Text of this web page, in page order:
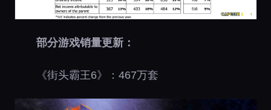
部分游戏销量更新：
《街头霸王6》：467万套